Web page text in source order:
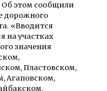
Об этом сообщили
дорожного
«Вводится
на участках
значения
Пластовском,
Агаповском,